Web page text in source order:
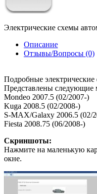
Электрические схемы
Описание
Отзывы/Вопросы (0)
Подробные
Представлены следующие
Mondeo 2007.5 (02/2007-)
Kuga 2008.5 (02/2008-)
S-MAX/Galaxy 2006.5 (02/
Fiesta 2008.75 (06/2008-)
Скриншоты:
Нажмите на маленькую
окне.